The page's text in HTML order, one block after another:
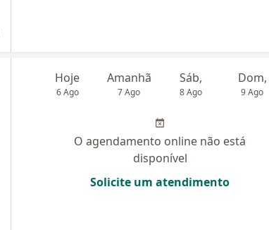
Hoje
6 Ago
Amanhã
7 Ago
Sáb,
8 Ago
Dom,
9 Ago
O agendamento online não está
disponível
Solicite um atendimento